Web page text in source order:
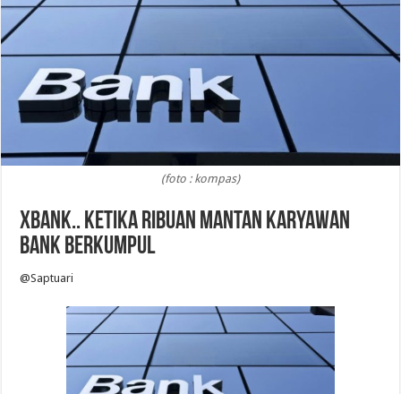
(foto : kompas)
XBANK.. KETIKA RIBUAN MANTAN KARYAWAN
BANK BERKUMPUL
@Saptuari